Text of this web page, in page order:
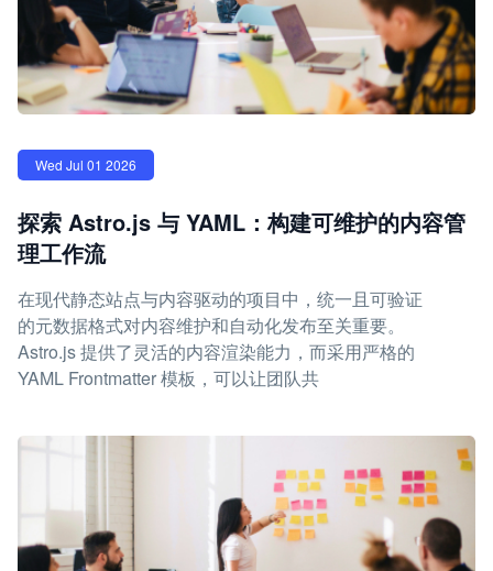
Wed Jul 01 2026
探索 Astro.js 与 YAML：构建可维护的内容管
理工作流
在现代静态站点与内容驱动的项目中，统一且可验证
的元数据格式对内容维护和自动化发布至关重要。
Astro.js 提供了灵活的内容渲染能力，而采用严格的
YAML Frontmatter 模板，可以让团队共